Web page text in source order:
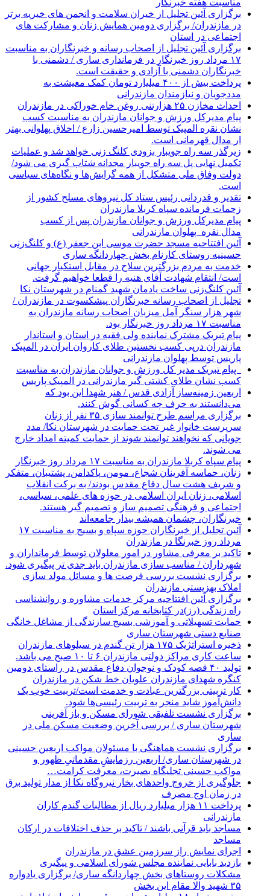
برگزاری آئین تجلیل از خیران سلامت و انجمن های خیریه برتر
در مازندران/ برگزاری دومین همایش زنان و مشارکت های
اجتماعی در استان
برگزاری آئین تجلیل از اصحاب رسانه و خبرنگاران به مناسبت
۱۷ مرداد روز خبرنگار در فرمانداری ساری / دشمنی با
خبرنگاران دشمنی با آزادی و حقیقت است.
پرداخت بیش از ۴۰۰ میلیارد تومان کمک معیشت به
مددجویان و نیازمندان مازندرانی
احداث مخازن ۲۵ هزارتنی روغن خام خوراکی در مازندران
پیام مدیرکل ورزش و جوانان مازندران به مناسبت کسب
نشان نقره المپیک توسط امیرحسین زارع / اخلاق پهلوانی بهتر
ار مدال قهرمانی است.
زیرگذر سه راه جویبار بزودی کلنگ زنی خواهد شد و عملیات
تکمیل نهایی پل سه راه جویبار مجدانه شتاب گیری می شود/
دولت وفاق ملی متشکل از همه گرایش‌ها و نگاه‌های سیاسی
است.
تقدیر و قدردانی رئیس ستاد کل نیرو‌های مسلح کشور از
زحمات فرمانده سپاه کربلا مازندران
پیام مدیرکل ورزش و جوانان مازندران پس از کسب
مدال نقره پهلوان مازندرانی
آئین افتتاحیه مسجد حضرت موسی ابن جعفر (ع) و کلنگ‌زنی
حسینیه روستای کارنام بخش چهاردانگه ساری
خدمت به مردم بزرگترین سلاح در مقابل استکبار جهانی
است/ انتقام شهادت آقای هنیه را قطعا خواهیم گرفت.
آئین کلنگ‌زنی ساخت یادمان شهید گمنام در شهرستان نکا
تجلیل از اصحاب رسانه خبرنگاران پیشکسوت در مازندران /
شهر هزار سنگر آمل میزبان اصحاب رسانه مازندران به
مناسبت ۱۷ مرداد روز خبرنگار بود.
پیام تبریک مشترک نماینده ولی فقیه در استان و استاندار
مازندران درپی کسب نخستین طلای کاروان ایران در المپیک
پاریس توسط پهلوان مازندرانی
‍ ‍ پیام تبریک مدیر کل ورزش و جوانان مازندران به مناسبت
کسب نشان طلای کشتی گیر مازندرانی در المپیک پاریس
اربعین زمینه‌ساز آزادی قدس / هنر شهدا این بود که
می‌دانستند به حرف چه کسانی گوش کنند.
برگزاری مراسم طرح توانمند سازی ۳۵ نفر از زنان
سرپرست خانوار غیر تحت حمایت در شهرستان نکا/ مدد
جویانی که نخواهند توانمند شوند از حمایت کمیته امداد خارج
می شوند.
پیام سپاه کربلا مازندران به مناسبت ۱۷ مرداد روز خبرنگار
زنان، حماسه آفرینان شجاع، مومن، پاکدامن، پشتیبان، متفکر
و شریف هشت سال دفاع مقدس بودند/ به برکت انقلاب
اسلامی، زنان ایران اسلامی در حوزه های علمی، سیاسی،
اجتماعی و فرهنگی تصمیم ساز و تصمیم گیر هستند.
خبرنگاران، چشمان همیشه بیدار جامعه‌اند
آئین تجلیل از خبرنگاران حوزه سپاه و بسیج به مناسبت ۱۷
مرداد روز خبرنگا در مازندران
تاکید بر معرفی مشاور در امور معلولان توسط فرمانداران و
شهرداران / مناسب سازی مازندران باید جدی تر پیگیری شود.
برگزاری نشست بررسی فرصت ها و مسائل مولد سازی
املاک بهزیستی مازندران
برگزاری آئین افتتاحیه مرکز خدمات مشاوره و روانشناسی
راه زندگی (رز)در کتابخانه مرکز استان
حمایت تسهیلاتی و آموزشی بسیج سازندگی از مشاغل خانگی
صنایع دستی شهرستان ساری
ذخیره استراتژیک ۱۷۵ هزار تن گندم در سیلوهای مازندران
ساعت کاری مراکز دولتی مازندران ۶ تا ۱۰ صبح می باشد.
تولید ۴۰ قصه کودک و نوجوان دفاع مقدس در راستای دومین
کنگره شهدای مازندران علویان خط شکن در مازندران
کار تربیتی بزرگترین عبادت و خدمت است/تربیت خوب یک
دانش‌آموز شاید منجر به تربیت رئیسی‌ها شود.
برگزاری ‌نشست تلفیقی شورای مسکن و باز آفرینی
شهرستان ساری / بررسی آخرین وضعیت مسکن ملی در
ساری
برگزاری نشست هماهنگی با مسئولان مواکب اربعین حسینی
در شهرستان ساری/ اربعین رزمایشِ مقدماتیِ ظهور و
مواکب حسینی تجلیگاه بصیرت، معرفت کرامت…
جلوگیری از خروج واحدهای بخار نیروگاه نکا از مدار تولید برق
در زمان اوج مصرف
پرداخت ۱۱ هزار میلیارد ریال از مطالبات گندم کاران
مازندرانی
مساجد باید قرآنی باشند / تاکید بر حذف اختلافات در ارکان
مساجد
اجرای نمایش راز سرزمین عشق در مازندران
بازدید بابایی نماینده مجلس شورای اسلامی و پیگیری
مشکلات روستاهای بخش چهاردانگه ساری/ برگزاری یادواره
۳۵ شهید والا مقام این بخش